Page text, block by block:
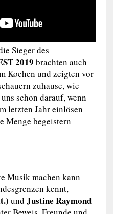
Sieger des
2019 brachten auch
Kochen und zeigten vor
zuhause, wie
schon darauf, wenn
letzten Jahr einlösen
Menge begeistern
Musik machen kann
kennt,
und Justine Raymond